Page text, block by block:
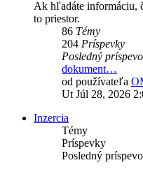
Ak hľadáte informáciu,
to priestor.
86 Témy
204 Príspevky
Posledný
dokument…
od používateľa
Ut Júl 28, 2026
Inzercia
Témy
Príspevky
Posledný